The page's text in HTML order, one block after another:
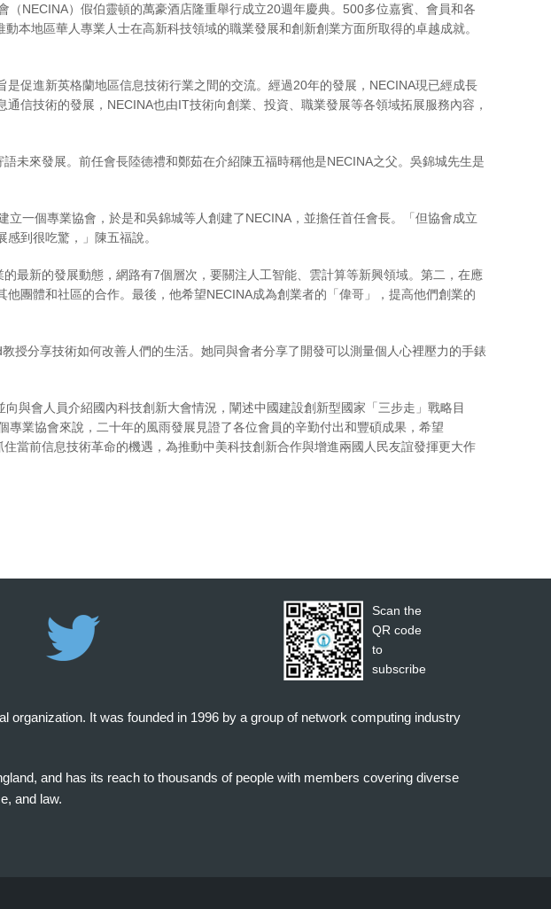
NECINA）假伯靈頓的萬豪酒店隆重舉行成立20週年慶典。500多位嘉賓、會員和各
本地區華人專業人士在高新科技領域的職業發展和創新創業方面所取得的卓越成就。
促進新英格蘭地區信息技術行業之間的交流。經過20年的發展，NECINA現已經成長
信技術的發展，NECINA也由IT技術向創業、投資、職業發展等各領域拓展服務內容，
未來發展。前任會長陸德禮和鄭茹在介紹陳五福時稱他是NECINA之父。吳錦城先生是
一個專業協會，於是和吳錦城等人創建了NECINA，並擔任首任會長。「但協會成立
到很吃驚，」陳五福說。
最新的發展動態，網路有7個層次，要關注人工智能、雲計算等新興領域。第二，在應
團體和社區的合作。最後，他希望NECINA成為創業者的「偉哥」，提高他們創業的
授分享技術如何改善人們的生活。她同與會者分享了開發可以測量個人心裡壓力的手錶
與會人員介紹國內科技創新大會情況，闡述中國建設創新型國家「三步走」戰略目
業協會來說，二十年的風雨發展見證了各位會員的辛勤付出和豐碩成果，希望
當前信息技術革命的機遇，為推動中美科技創新合作與增進兩國人民友誼發揮更大作
Scan the
QR code
to
subscribe
It was founded in 1996 by a group of network computing industry
and has its reach to thousands of people with members covering diverse
and law.